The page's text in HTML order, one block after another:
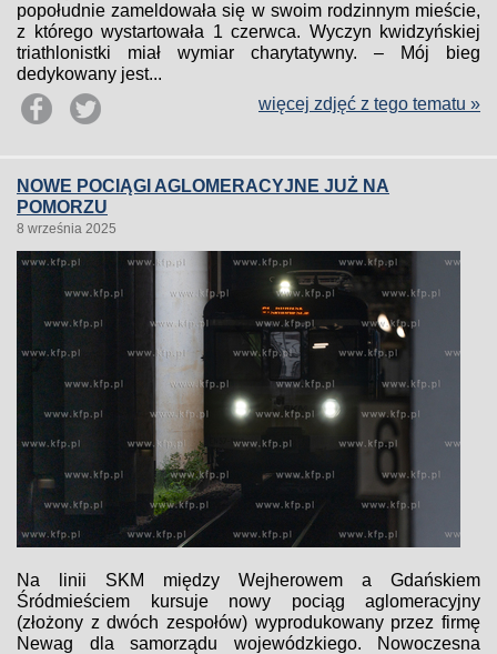
popołudnie zameldowała się w swoim rodzinnym mieście,
z którego wystartowała 1 czerwca. Wyczyn kwidzyńskiej
triathlonistki miał wymiar charytatywny. – Mój bieg
dedykowany jest...
więcej zdjęć z tego tematu »
NOWE POCIĄGI AGLOMERACYJNE JUŻ NA
POMORZU
8 września 2025
Na linii SKM między Wejherowem a Gdańskiem
Śródmieściem kursuje nowy pociąg aglomeracyjny
(złożony z dwóch zespołów) wyprodukowany przez firmę
Newag dla samorządu wojewódzkiego. Nowoczesna